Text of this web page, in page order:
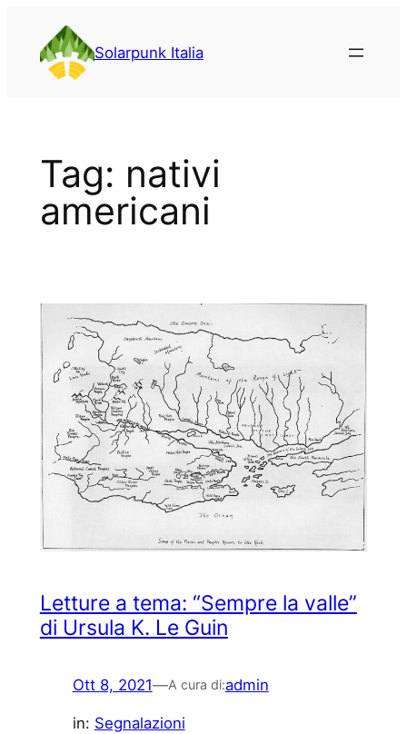
contenuto
Solarpunk Italia
Tag: nativi
americani
Letture a tema: “Sempre la valle”
di Ursula K. Le Guin
Ott 8, 2021—A cura di:admin
in: Segnalazioni